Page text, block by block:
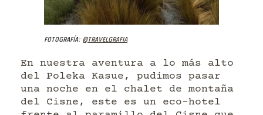
Fotografía: @travelgrafia
En nuestra aventura a lo más alto
del Poleka Kasue, pudimos pasar
una noche en el chalet de montaña
del Cisne, este es un eco-hotel